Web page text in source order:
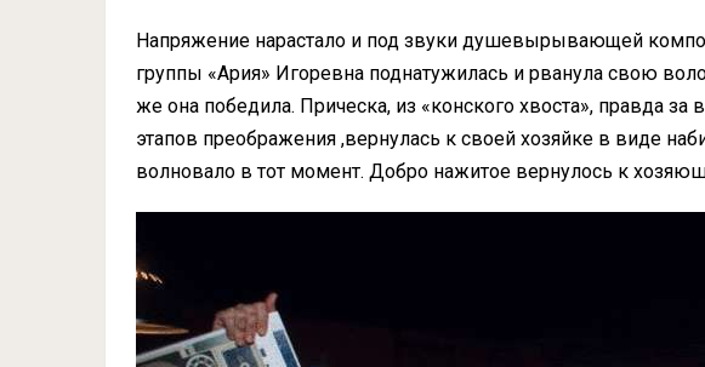
Напряжение нарастало и под звуки душевырывающей
группы «Ария» Игоревна поднатужилась и рванула свою
же она победила. Прическа, из «конского хвоста», правда
этапов преображения ,вернулась к своей хозяйке в виде
волновало в тот момент. Добро нажитое вернулось к